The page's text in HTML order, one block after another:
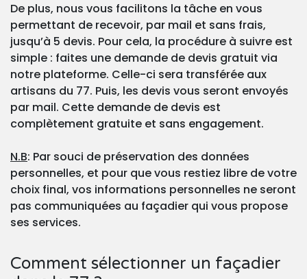
De plus, nous vous facilitons la tâche en vous
permettant de recevoir, par mail et sans frais,
jusqu’à 5 devis. Pour cela, la procédure à suivre est
simple : faites une demande de devis gratuit via
notre plateforme. Celle-ci sera transférée aux
artisans du 77. Puis, les devis vous seront envoyés
par mail. Cette demande de devis est
complètement gratuite et sans engagement.
N.B: Par souci de préservation des données
personnelles, et pour que vous restiez libre de votre
choix final, vos informations personnelles ne seront
pas communiquées au façadier qui vous propose
ses services.
Comment sélectionner un façadier